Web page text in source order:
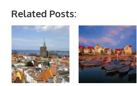
Related Posts: